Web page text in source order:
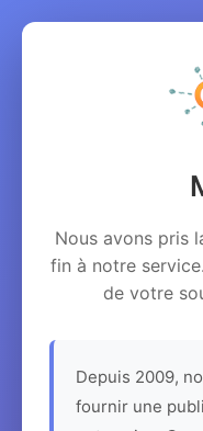
Nous avons pris
fin à notre
de votre
Depuis 2009,
fournir une